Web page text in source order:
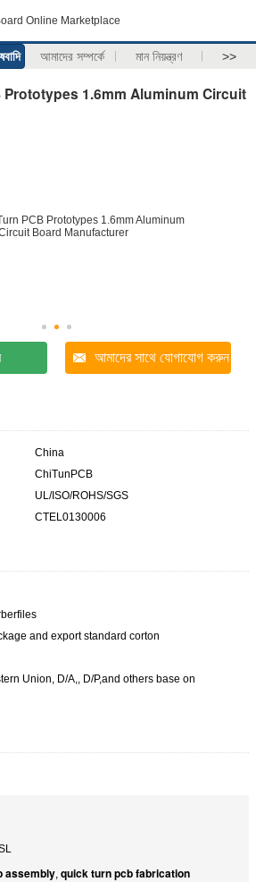
Online Marketplace
আমাদের সম্পর্কে মান নিয়ন্ত্রণ >>
Prototypes 1.6mm Aluminum Circuit
আমাদের সাথে যোগাযোগ করুন
China
ChiTunPCB
UL/ISO/ROHS/SGS
CTEL0130006
and export standard corton
Union, D/A,, D/P,and others base on
assembly, quick turn pcb fabrication